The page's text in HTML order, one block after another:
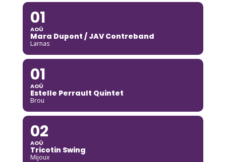
01
AOÛ
Mara Dupont / JAV Contreband
Larnas
01
AOÛ
Estelle Perrault Quintet
Brou
02
AOÛ
Tricotin Swing
Mijoux